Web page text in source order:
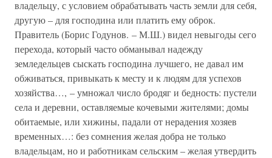
владельцу, с условием обрабатывать часть земли для себя,
другую – для господина или платить ему оброк.
Правитель (Борис Годунов. – М.Ш.) видел невыгоды сего
перехода, который часто обманывал надежду
земледельцев сыскать господина лучшего, не давал им
обживаться, привыкать к месту и к людям для успехов
хозяйства…, – умножал число бродяг и бедность: пустели
села и деревни, оставляемые кочевыми жителями; домы
обитаемые, или хижины, падали от нерадения хозяев
временных…: без сомнения желая добра не только
владельцам, но и работникам сельским – желая утвердить